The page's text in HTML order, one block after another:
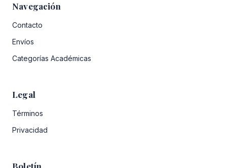
Navegación
Contacto
Envíos
Categorías Académicas
Legal
Términos
Privacidad